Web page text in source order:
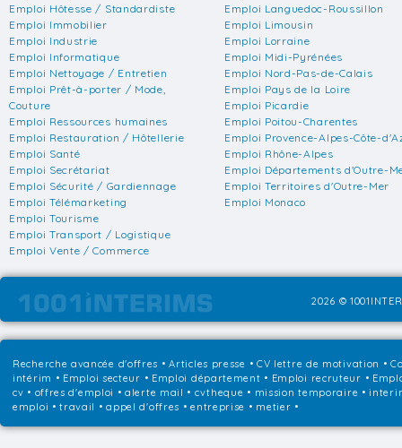
Emploi Hôtesse / Standardiste
Emploi Immobilier
Emploi Industrie
Emploi Informatique
Emploi Nettoyage / Entretien
Emploi Prêt-à-porter / Mode,
Couture
Emploi Ressources humaines
Emploi Restauration / Hôtellerie
Emploi Santé
Emploi Secrétariat
Emploi Sécurité / Gardiennage
Emploi Télémarketing
Emploi Tourisme
Emploi Transport / Logistique
Emploi Vente / Commerce
Emploi Languedoc-Roussillon
Emploi Limousin
Emploi Lorraine
Emploi Midi-Pyrénées
Emploi Nord-Pas-de-Calais
Emploi Pays de la Loire
Emploi Picardie
Emploi Poitou-Charentes
Emploi Provence-Alpes-Côte-
Emploi Rhône-Alpes
Emploi Départements d'Outre-
Emploi Territoires d'Outre-Mer
Emploi Monaco
2026 ©
Recherche avancée d'offres •Articles presse • CV lettre de motivation •
intérim • Emploi secteur • Emploi département • Emploi recruteur •
cv • offres d'emploi • alerte mail • cvtheque • mission temporaire •
emploi • travail • appel d'offres • entreprise • metier •